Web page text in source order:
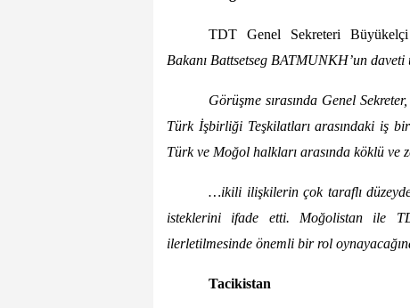
TDT Genel Sekreteri
Bakanı Battsetseg BATMUNKH’un
Görüşme sırasında Genel
Türk İşbirliği Teşkilatları arasındaki iş
Türk ve Moğol halkları arasında köklü
…ikili ilişkilerin çok taraflı
isteklerini ifade etti. Moğolistan ile
ilerletilmesinde önemli bir rol
Tacikistan